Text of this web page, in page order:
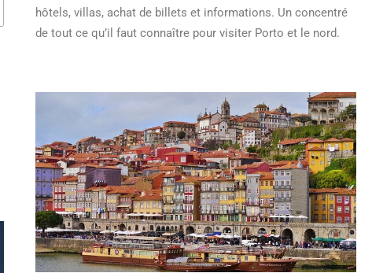
hôtels, villas, achat de billets et informations. Un concentré
de tout ce qu’il faut connaître pour visiter Porto et le nord.